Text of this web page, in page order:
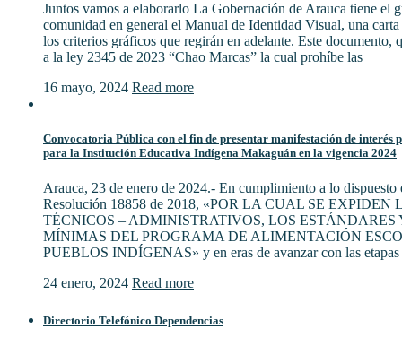
Juntos vamos a elaborarlo La Gobernación de Arauca tiene el
comunidad en general el Manual de Identidad Visual, una
los criterios gráficos que regirán en adelante. Este documento,
a la ley 2345 de 2023 “Chao Marcas” la cual prohíbe las
16 mayo, 2024 Read more
Convocatoria Pública con el fin de presentar manifestación de interés
para la Institución Educativa Indígena Makaguán en la vigencia 2024
Arauca, 23 de enero de 2024.- En cumplimiento a lo dispuesto
Resolución 18858 de 2018, «POR LA CUAL SE
TÉCNICOS – ADMINISTRATIVOS, LOS ESTÁNDARES
MÍNIMAS DEL PROGRAMA DE ALIMENTACIÓN
PUEBLOS INDÍGENAS» y en eras de avanzar con las etapas
24 enero, 2024 Read more
Directorio Telefónico Dependencias